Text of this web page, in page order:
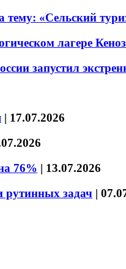
«Сельский
лагере
запустил
| 17.07.2026
76% | 13.07.2026
рутинных задач |